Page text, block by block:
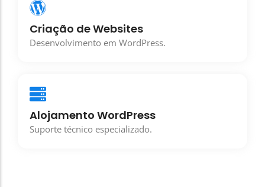
Criação de Websites
Desenvolvimento em WordPress.
Alojamento WordPress
Suporte técnico especializado.